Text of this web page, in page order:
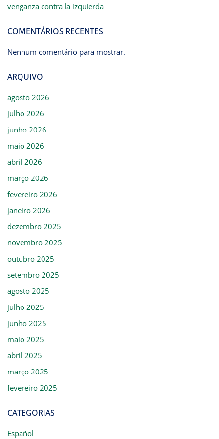
venganza contra la izquierda
COMENTÁRIOS RECENTES
Nenhum comentário para mostrar.
ARQUIVO
agosto 2026
julho 2026
junho 2026
maio 2026
abril 2026
março 2026
fevereiro 2026
janeiro 2026
dezembro 2025
novembro 2025
outubro 2025
setembro 2025
agosto 2025
julho 2025
junho 2025
maio 2025
abril 2025
março 2025
fevereiro 2025
CATEGORIAS
Español